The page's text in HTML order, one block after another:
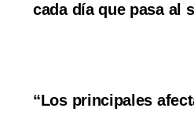
cada día que pasa al
“Los principales